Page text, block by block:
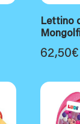
Lettino
62,50€